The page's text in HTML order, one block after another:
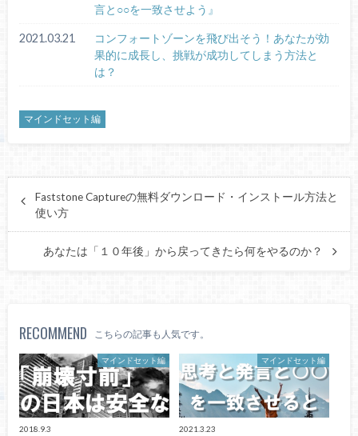
言と○○を一致させよう』
2021.03.21
コンフォートゾーンを飛び出そう！あなたが効
果的に成長し、挑戦が成功してしまう方法と
は？
マインドセット編
Faststone Captureの無料ダウンロード・インストール方法と
使い方
あなたは「１０年後」から戻ってきたら何をやるのか？
RECOMMEND こちらの記事も人気です。
マインドセット編
2018.9.3
マインドセット編
2021.3.23